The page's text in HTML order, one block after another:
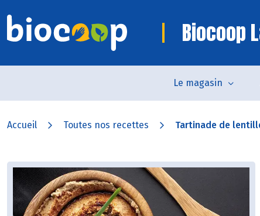
Biocoop
Le magasin
Accueil Toutes nos recettes Tartinade de